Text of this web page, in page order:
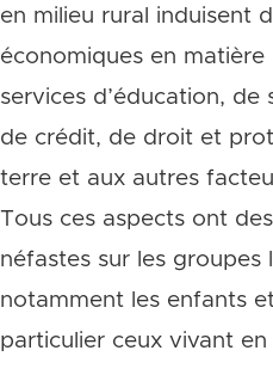
en milieu rural induisent
économiques en matière
services d’éducation, de
de crédit, de droit et
terre et aux autres
Tous ces aspects ont
néfastes sur les groupes
notamment les enfants
particulier ceux vivant en